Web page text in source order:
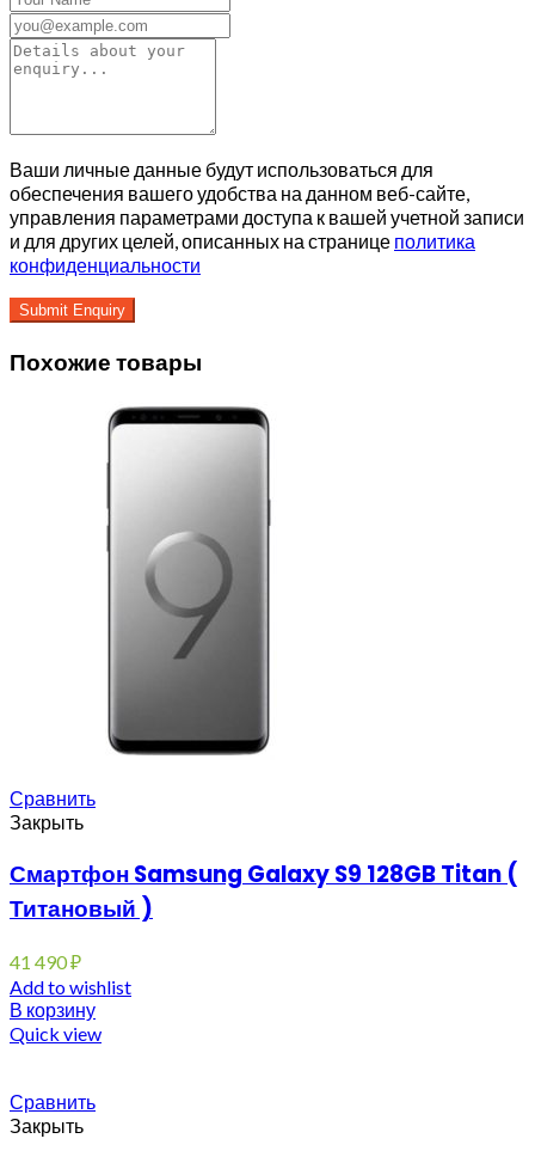
Ваши личные данные будут использоваться для
обеспечения вашего удобства на данном веб-сайте,
управления параметрами доступа к вашей учетной записи
и для других целей, описанных на странице политика
конфиденциальности
Похожие товары
Сравнить
Закрыть
Смартфон Samsung Galaxy S9 128GB Titan (
Титановый )
41 490₽
Add to wishlist
В корзину
Quick view
Сравнить
Закрыть